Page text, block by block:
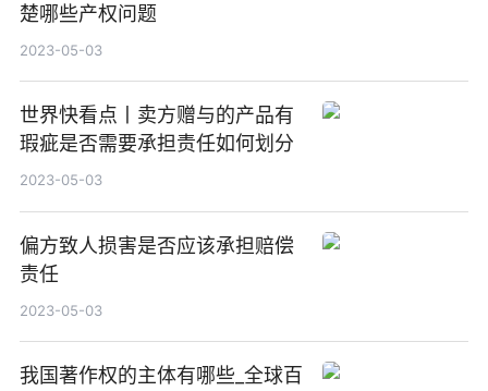
楚哪些产权问题
2023-05-03
世界快看点丨卖方赠与的产品有
瑕疵是否需要承担责任如何划分
2023-05-03
偏方致人损害是否应该承担赔偿
责任
2023-05-03
我国著作权的主体有哪些_全球百